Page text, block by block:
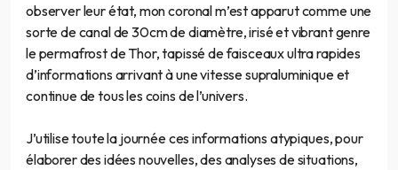
observer leur état, mon coronal m’est apparut comme une
sorte de canal de 30cm de diamètre, irisé et vibrant genre
le permafrost de Thor, tapissé de faisceaux ultra rapides
d’informations arrivant à une vitesse supraluminique et
continue de tous les coins de l’univers.
J’utilise toute la journée ces informations atypiques, pour
élaborer des idées nouvelles, des analyses de situations,